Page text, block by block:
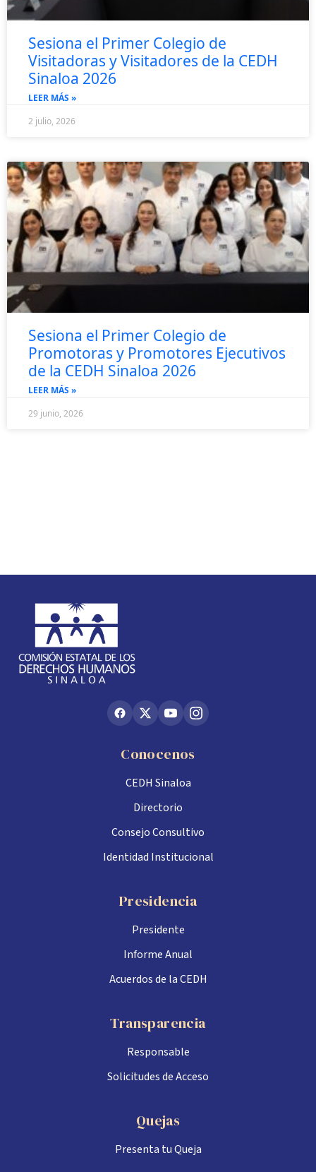
Sesiona el Primer Colegio de
Visitadoras y Visitadores de la CEDH
Sinaloa 2026
LEER MÁS »
2 julio, 2026
Sesiona el Primer Colegio de
Promotoras y Promotores Ejecutivos
de la CEDH Sinaloa 2026
LEER MÁS »
29 junio, 2026
Conocenos
CEDH Sinaloa
Directorio
Consejo Consultivo
Identidad Institucional
Presidencia
Presidente
Informe Anual
Acuerdos de la CEDH
Transparencia
Responsable
Solicitudes de Acceso
Quejas
Presenta tu Queja